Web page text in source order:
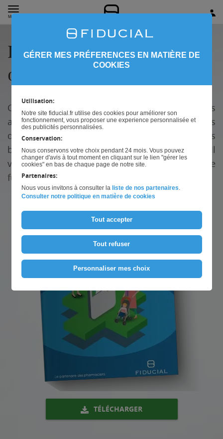
MENU
La gestion de votre
officine
Cette 7e édition du guide vous propose de vous
aider à mieux comprendre et interpréter les
données de votre comptabilité et à prendre les
bonnes décisions de gestion de votre officine. Il
vous permettra également d'optimiser votre
future acquisition.
TÉLÉCHARGER
GÉRER MES PRÉFERENCES EN MATIÈRE DE
COOKIES
Utilisation:
Notre site fiducial.fr utilise des cookies pour améliorer son
fonctionnement, vous proposer une experience personnalisée et
des publicités personnalisées.
Conservation:
Nous conservons votre choix pendant 24 mois. Vous pouvez
changer d'avis à tout moment en cliquant sur le lien "gérer les
cookies" en bas de chaque page de notre site.
Partenaires:
Nous vous invitons à consulter la liste de nos partenaires.
Consulter notre politique en matière de cookies
Tout accepter
Tout refuser
Personnaliser mes choix